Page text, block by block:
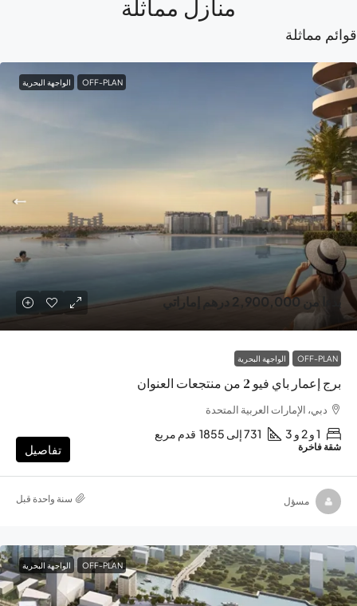
منازل مماثلة
مماثلة
OFF-PLAN الواجهة البحرية
بدءا من2,900,000 درهم إماراتي
OFF-PLAN الواجهة البحرية
برج إعمار باي فيو 2 من منتجعات العنوان
دبي، الإمارات العربية المتحدة
1 و 2 و 3 731 إلى 1855 قدم مربع
شقة فاخرة تفاصيل
مسؤل ‏سنة واحدة قبل
OFF-PLAN الواجهة البحرية